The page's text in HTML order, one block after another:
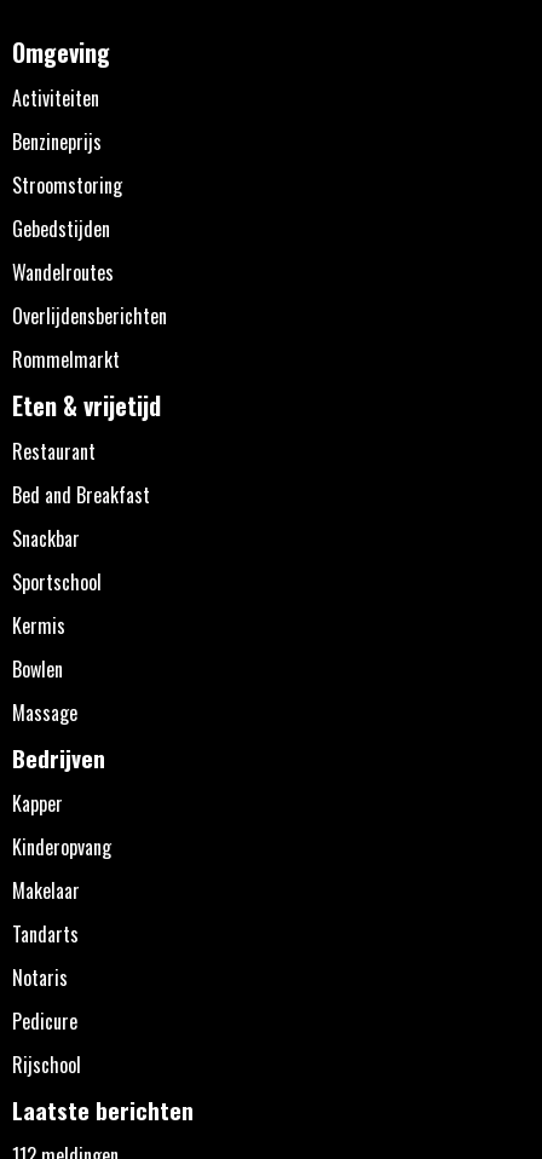
Omgeving
Activiteiten
Benzineprijs
Stroomstoring
Gebedstijden
Wandelroutes
Overlijdensberichten
Rommelmarkt
Eten & vrijetijd
Restaurant
Bed and Breakfast
Snackbar
Sportschool
Kermis
Bowlen
Massage
Bedrijven
Kapper
Kinderopvang
Makelaar
Tandarts
Notaris
Pedicure
Rijschool
Laatste berichten